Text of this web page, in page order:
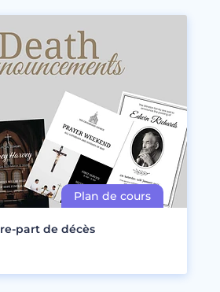
part de décès